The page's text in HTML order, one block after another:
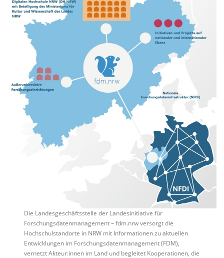
Die Landesgeschäftsstelle der Landesinitiative für
Forschungsdatenmanagement – fdm.nrw versorgt die
Hochschulstandorte in NRW mit Informationen zu aktuellen
Entwicklungen im Forschungsdatenmanagement (FDM),
vernetzt Akteur:innen im Land und begleitet Kooperationen, die